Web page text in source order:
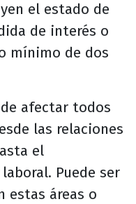
el estado de
de interés o
mínimo de dos
afectar todos
las relaciones
el
Puede ser
estas áreas o